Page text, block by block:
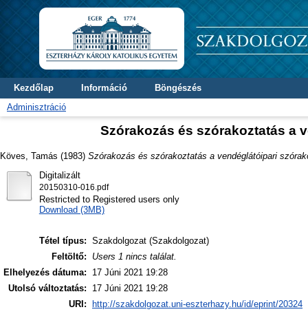
Kezdőlap Információ
Böngészés
Adminisztráció
Szórakozás és szórakoztatás a
Köves, Tamás (1983) Szórakozás és szórakoztatás a vendéglátóipari
Digitalizált
20150310-016.pdf
Restricted to Registered users only
Download (3MB)
Tétel típus: Szakdolgozat (Szakdolgozat)
Feltöltő:
Users 1 nincs találat.
Elhelyezés dátuma:
17 Júni 2021 19:28
Utolsó változtatás:
17 Júni 2021 19:28
URI:
http://szakdolgozat.uni-eszterhazy.hu/id/eprint/20324